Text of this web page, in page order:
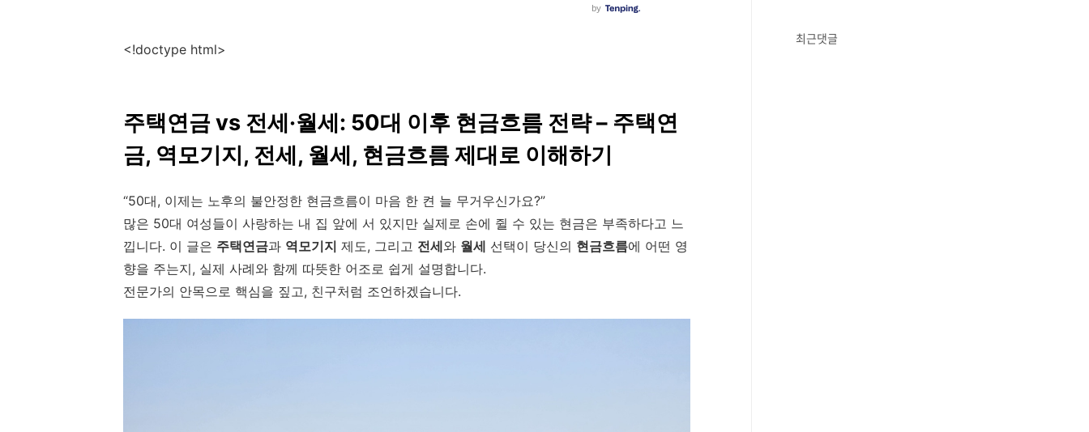
<!doctype html>
주택연금 vs 전세·월세: 50대 이후 현금흐름 전략 – 주택연
금, 역모기지, 전세, 월세, 현금흐름 제대로 이해하기
“50대, 이제는 노후의 불안정한 현금흐름이 마음 한 켠 늘 무거우신가요?”
많은 50대 여성들이 사랑하는 내 집 앞에 서 있지만 실제로 손에 쥘 수 있는 현금은 부족하다고 느
낍니다. 이 글은 주택연금과 역모기지 제도, 그리고 전세와 월세 선택이 당신의 현금흐름에 어떤 영
향을 주는지, 실제 사례와 함께 따뜻한 어조로 쉽게 설명합니다.
전문가의 안목으로 핵심을 짚고, 친구처럼 조언하겠습니다.
최근댓글